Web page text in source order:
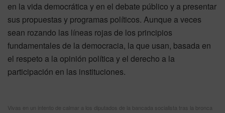
en la vida democrática y en el debate público y a presentar
sus propuestas y programas políticos. Aunque a veces
sean rozando las líneas rojas de los principios
fundamentales de la democracia, la que usan, basada en
el respeto a la opinión política y el derecho a la
participación en las instituciones.
Vivas en un intento de calmar a los diputados de la bancada socialista tras la bronca